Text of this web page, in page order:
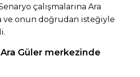
çalışmalarına Ara
ve onun doğrudan isteğiyle
Ara Güler merkezinde